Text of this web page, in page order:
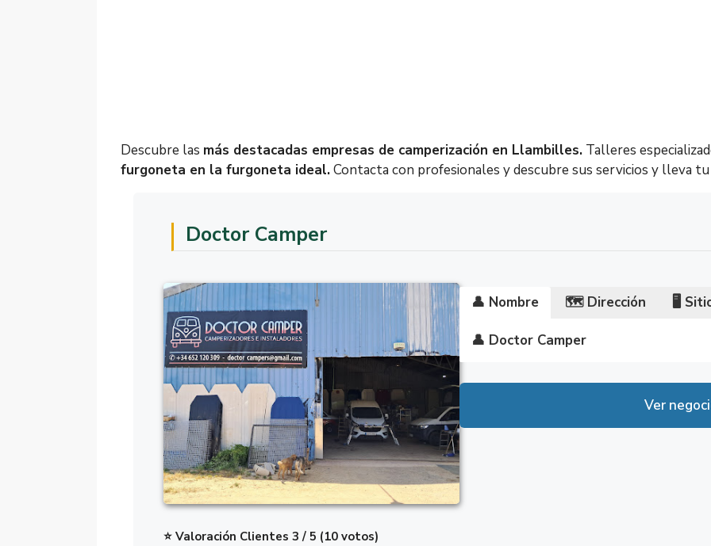
Descubre las más destacadas empresas de camperización en Llambilles. Talleres
furgoneta en la furgoneta ideal.Contacta con profesionales y descubre sus servicios y lleva
Doctor Camper
⭐ Valoración Clientes 3 / 5 (10 votos)
👤 Nombre 🗺️ Dirección 🖥️
👤 Doctor Camper
Lunes
8:00 –
8:00 –
Ver